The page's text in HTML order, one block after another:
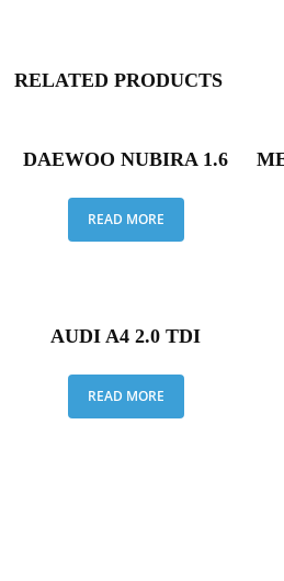
RELATED PRODUCTS
DAEWOO NUBIRA 1.6
READ MORE
AUDI A4 2.0 TDI
READ MORE